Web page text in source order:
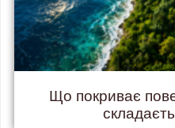
Що покриває